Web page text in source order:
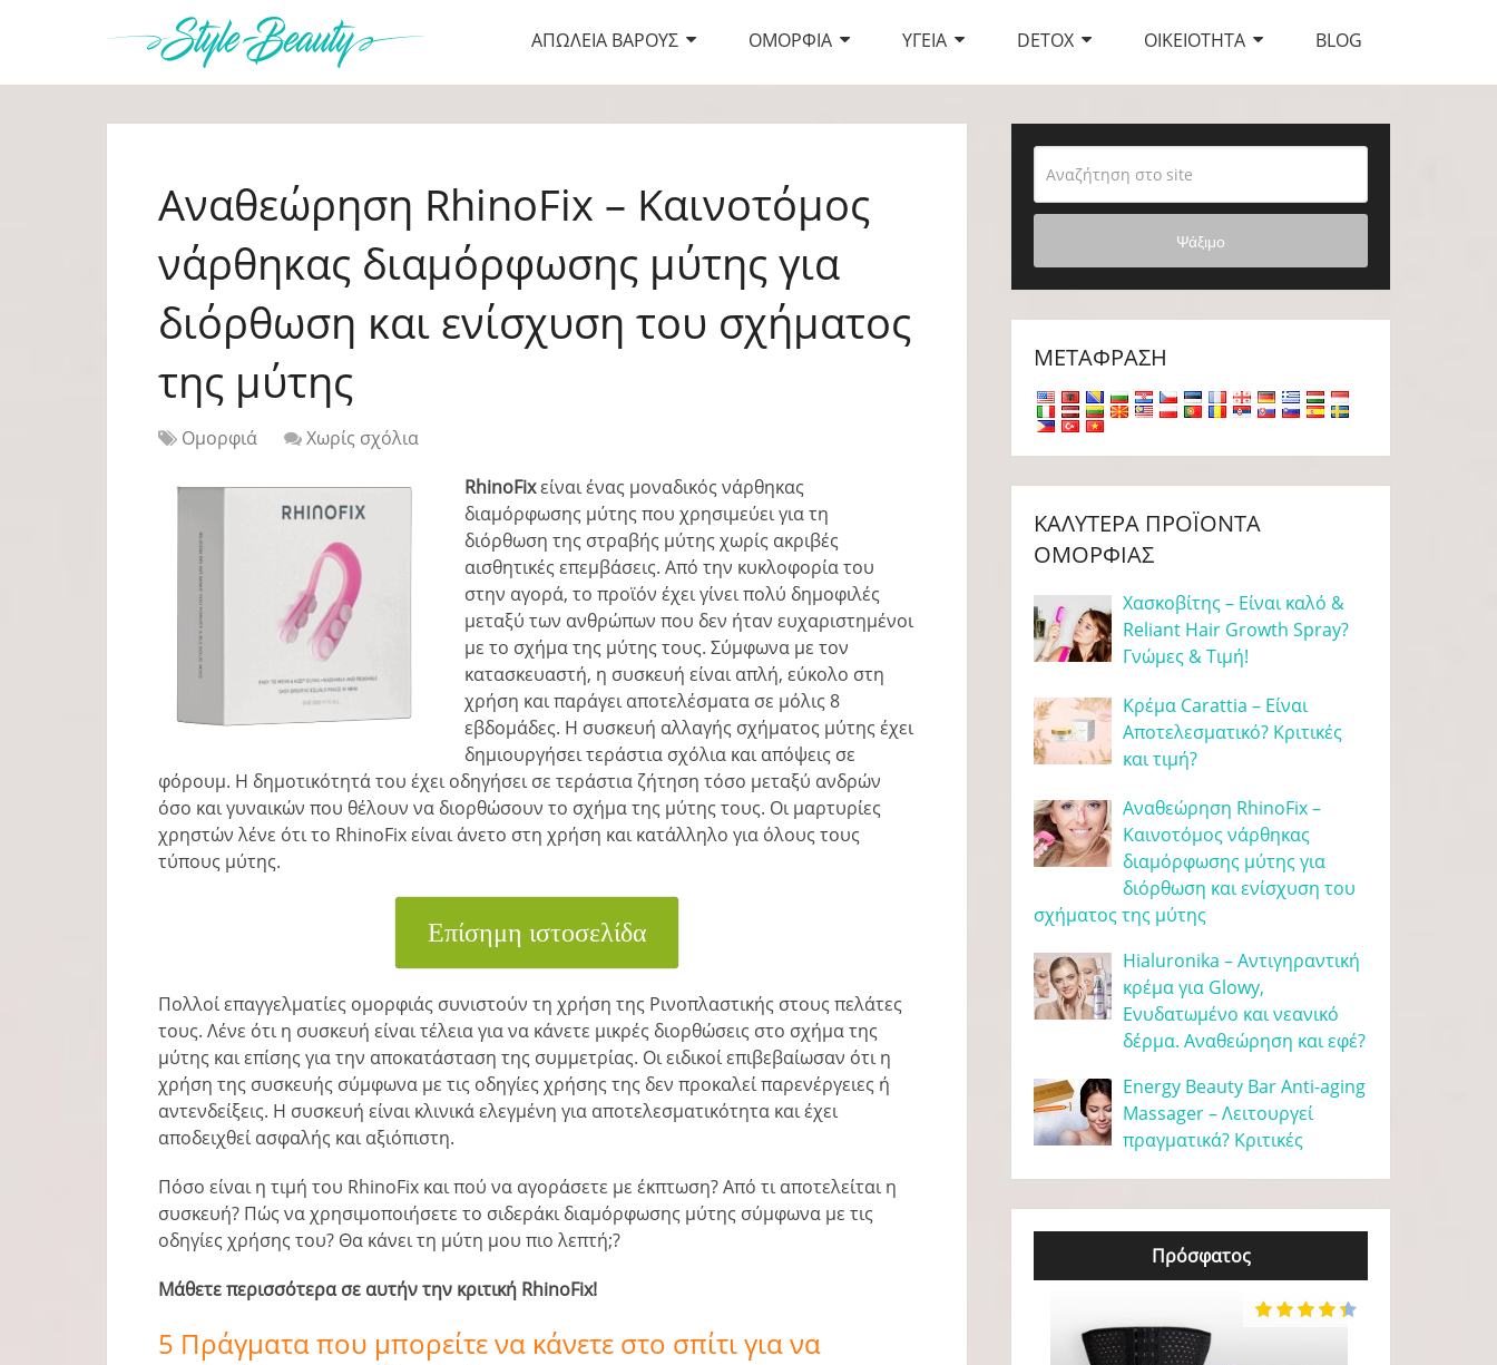
ΑΠΏΛΕΙΑ ΒΆΡΟΥΣ ΟΜΟΡΦΙΆ ΥΓΕΊΑ DETOX ΟΙΚΕΙΌΤΗΤΑ BLOG
Αναθεώρηση RhinoFix – Καινοτόμος
νάρθηκας διαμόρφωσης μύτης για
διόρθωση και ενίσχυση του σχήματος
της μύτης
Ομορφιά
Χωρίς σχόλια
RhinoFixείναι ένας μοναδικός νάρθηκας
διαμόρφωσης μύτης που χρησιμεύει για τη
διόρθωση της στραβής μύτης χωρίς ακριβές
αισθητικές επεμβάσεις. Από την κυκλοφορία του
στην αγορά, το προϊόν έχει γίνει πολύ δημοφιλές
μεταξύ των ανθρώπων που δεν ήταν ευχαριστημένοι
με το σχήμα της μύτης τους. Σύμφωνα με τον
κατασκευαστή, η συσκευή είναι απλή, εύκολο στη
χρήση και παράγει αποτελέσματα σε μόλις 8
εβδομάδες. Η συσκευή αλλαγής σχήματος μύτης έχει
δημιουργήσει τεράστια σχόλια και απόψεις σε
φόρουμ. Η δημοτικότητά του έχει οδηγήσει σε τεράστια ζήτηση τόσο μεταξύ ανδρών
όσο και γυναικών που θέλουν να διορθώσουν το σχήμα της μύτης τους. Οι μαρτυρίες
χρηστών λένε ότι το RhinoFix είναι άνετο στη χρήση και κατάλληλο για όλους τους
τύπους μύτης.
Επίσημη ιστοσελίδα
Πολλοί επαγγελματίες ομορφιάς συνιστούν τη χρήση της Ρινοπλαστικής στους πελάτες
τους. Λένε ότι η συσκευή είναι τέλεια για να κάνετε μικρές διορθώσεις στο σχήμα της
μύτης και επίσης για την αποκατάσταση της συμμετρίας. Οι ειδικοί επιβεβαίωσαν ότι η
χρήση της συσκευής σύμφωνα με τις οδηγίες χρήσης της δεν προκαλεί παρενέργειες ή
αντενδείξεις. Η συσκευή είναι κλινικά ελεγμένη για αποτελεσματικότητα και έχει
αποδειχθεί ασφαλής και αξιόπιστη.
Πόσο είναι η τιμή του RhinoFix και πού να αγοράσετε με έκπτωση? Από τι αποτελείται η
συσκευή? Πώς να χρησιμοποιήσετε το σιδεράκι διαμόρφωσης μύτης σύμφωνα με τις
οδηγίες χρήσης του? Θα κάνει τη μύτη μου πιο λεπτή;?
Μάθετε περισσότερα σε αυτήν την κριτική RhinoFix!
5 Πράγματα που μπορείτε να κάνετε στο σπίτι για να
Ψάξιμο
ΜΕΤΆΦΡΑΣΗ
ΚΑΛΎΤΕΡΑ ΠΡΟΪΌΝΤΑ
ΟΜΟΡΦΙΆΣ
Χασκοβίτης – Είναι καλό &
Reliant Hair Growth Spray?
Γνώμες & Τιμή!
Κρέμα Carattia – Είναι
Αποτελεσματικό? Κριτικές
και τιμή?
Αναθεώρηση RhinoFix –
Καινοτόμος νάρθηκας
διαμόρφωσης μύτης για
διόρθωση και ενίσχυση του
σχήματος της μύτης
Hialuronika – Αντιγηραντική
κρέμα για Glowy,
Ενυδατωμένο και νεανικό
δέρμα. Αναθεώρηση και εφέ?
Energy Beauty Bar Anti-aging
Massager – Λειτουργεί
πραγματικά? Κριτικές
Πρόσφατος